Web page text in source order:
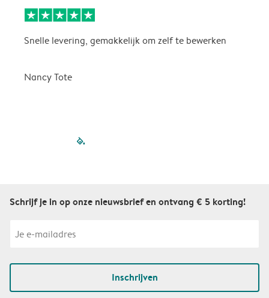
Snelle levering, gemakkelijk om zelf te bewerken
Nancy Tote
filled-pagination
Schrijf je in op onze nieuwsbrief en ontvang € 5 korting!
Inschrijven